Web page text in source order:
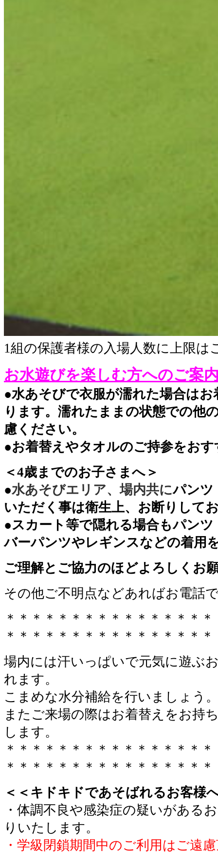
1組の保護者様の入場人数に上限は
お水遊びを楽しむ方へのご案
●水あそびで衣服が濡れた場合は
ります。濡れたままの状態での他
慮ください。
●お着替えやタオルのご持参をお
＜4歳までのお子さまへ＞
●水あそびエリア、場内共にパンツ
いただく事は衛生上、お断りして
●スカート等で隠れる場合もパン
バーパンツやレギンスなどの着用
ご理解とご協力のほどよろしくお
その他ご不明点などあればお電話
＊＊＊＊＊＊＊＊＊＊＊＊＊＊＊
＊＊＊＊＊＊＊＊＊＊＊＊＊＊＊＊
場内には汗いっぱいで元気に遊ぶ
れます。
こまめな水分補給を行いましょう
またご来場の際はお着替えをお持
します。
＊＊＊＊＊＊＊＊＊＊＊＊＊＊＊
＊＊＊＊＊＊＊＊＊＊＊＊＊＊＊＊
＜＜キドキドであそばれるお客様
・体調不良や感染症の疑いがある
りいたします。
・学級閉鎖期間中のご利用はご遠